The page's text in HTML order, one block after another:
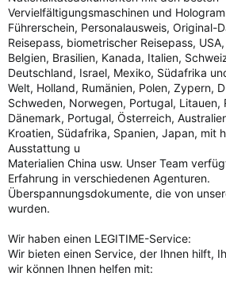
Vervielfältigungsmaschinen und
Führerschein, Personalausweis, Original-
Reisepass, biometrischer Reisepass,
Belgien, Brasilien, Kanada, Italien,
Deutschland, Israel, Mexiko, Südafrika
Welt, Holland, Rumänien, Polen, Zypern,
Schweden, Norwegen, Portugal, Litauen,
Dänemark, Portugal, Österreich,
Kroatien, Südafrika, Spanien, Japan, mit
Ausstattung u
Materialien China usw. Unser Team
Erfahrung in verschiedenen Agenturen.
Überspannungsdokumente, die von
wurden.
Wir haben einen LEGITIME-Service:
Wir bieten einen Service, der Ihnen hilft,
wir können Ihnen helfen mit: